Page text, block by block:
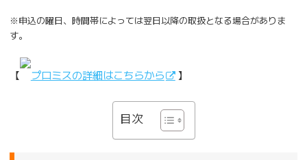
※申込の曜日、時間帯によっては翌日以降の取扱となる場合がありま
す。
【 プロミスの詳細はこちらから 】
目次